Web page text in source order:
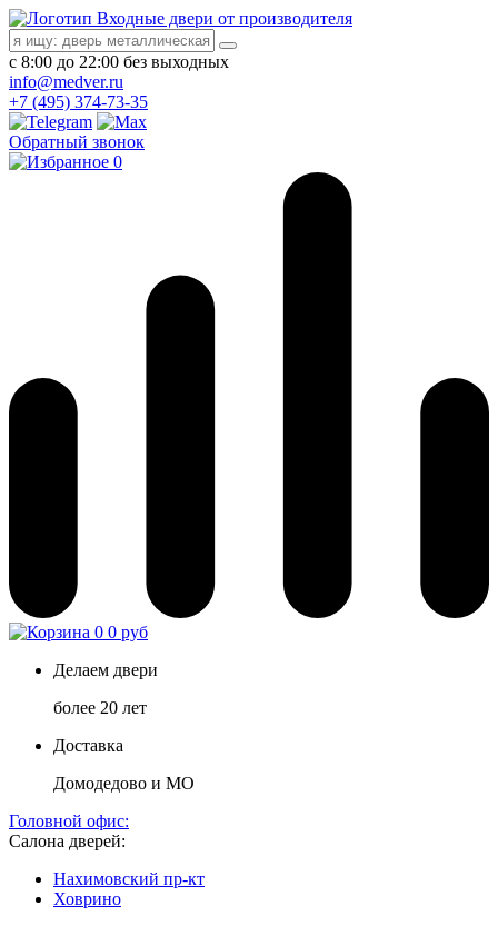
Входные двери от производителя
с 8:00 до 22:00 без выходных
info@medver.ru
+7 (495) 374-73-35
Обратный звонок
0
0 0 руб
Делаем двери
более 20 лет
Доставка
Домодедово и МО
Головной офис:
Салона дверей:
Нахимовский пр-кт
Ховрино